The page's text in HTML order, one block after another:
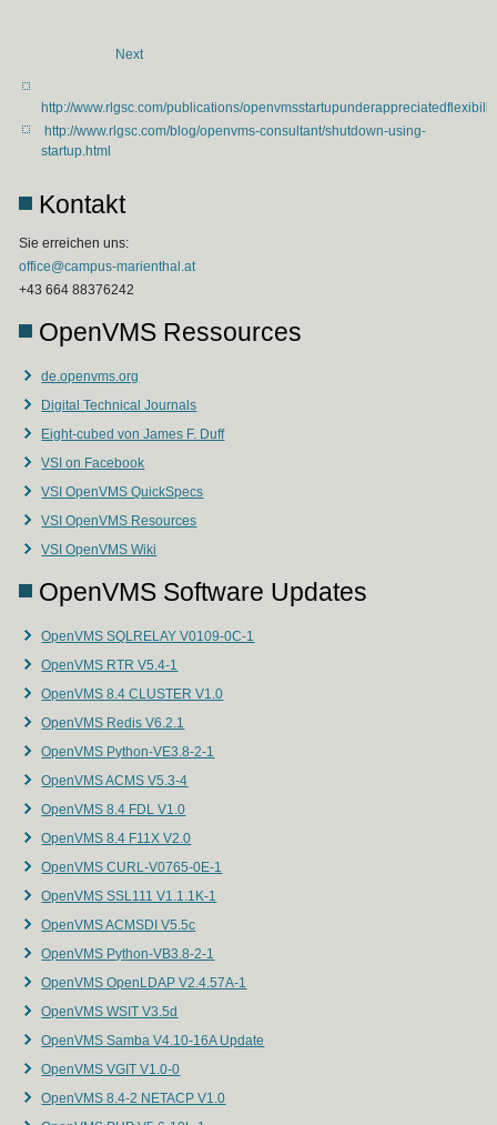
Next
http://www.rlgsc.com/publications/
http://www.rlgsc.com/blog/openvms-consultant/shutdown-using-
startup.html
Kontakt
Sie erreichen uns:
office@campus-marienthal.at
+43 664 88376242
OpenVMS Ressources
de.openvms.org
Digital Technical Journals
Eight-cubed von James F. Duff
VSI on Facebook
VSI OpenVMS QuickSpecs
VSI OpenVMS Resources
VSI OpenVMS Wiki
OpenVMS Software Updates
OpenVMS SQLRELAY V0109-0C-1
OpenVMS RTR V5.4-1
OpenVMS 8.4 CLUSTER V1.0
OpenVMS Redis V6.2.1
OpenVMS Python-VE3.8-2-1
OpenVMS ACMS V5.3-4
OpenVMS 8.4 FDL V1.0
OpenVMS 8.4 F11X V2.0
OpenVMS CURL-V0765-0E-1
OpenVMS SSL111 V1.1.1K-1
OpenVMS ACMSDI V5.5c
OpenVMS Python-VB3.8-2-1
OpenVMS OpenLDAP V2.4.57A-1
OpenVMS WSIT V3.5d
OpenVMS Samba V4.10-16A Update
OpenVMS VGIT V1.0-0
OpenVMS 8.4-2 NETACP V1.0